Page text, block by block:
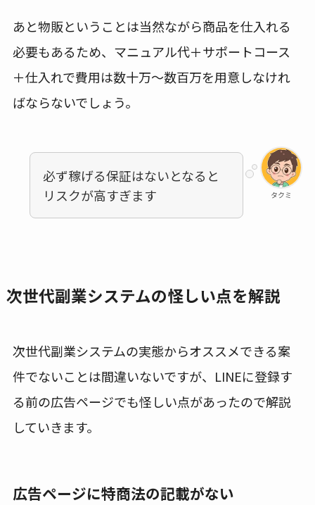
あと物販ということは当然ながら商品を仕入れる
必要もあるため、マニュアル代＋サポートコース
＋仕入れで費用は数十万～数百万を用意しなけれ
ばならないでしょう。
タクミ
必ず稼げる保証はないとなると
リスクが高すぎます
次世代副業システムの怪しい点を解説
次世代副業システムの実態からオススメできる案
件でないことは間違いないですが、LINEに登録す
る前の広告ページでも怪しい点があったので解説
していきます。
広告ページに特商法の記載がない